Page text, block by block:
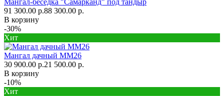
91 300.00 р.88 300.00 р.
В корзину
-30%
Хит
Мангал дачный ММ26
30 900.00 р.21 500.00 р.
В корзину
-10%
Хит